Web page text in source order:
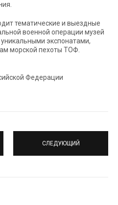
тематические и выездные
военной операции музей
экспонатами,
морской пехоты ТОФ.
Федерации
СЛЕДУЮЩИЙ